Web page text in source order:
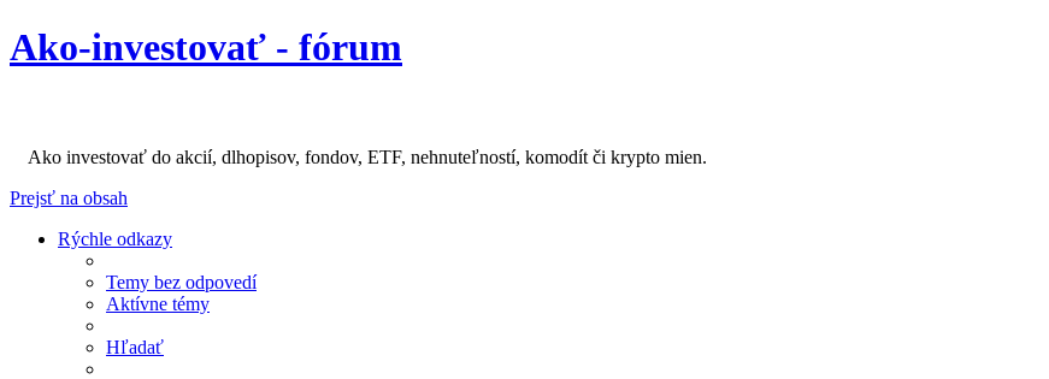
Ako-investovať - fórum
Ako investovať do akcií, dlhopisov, fondov, ETF, nehnuteľností, komodít či krypto mien.
Prejsť na obsah
Rýchle odkazy
Temy bez odpovedí
Aktívne témy
Hľadať